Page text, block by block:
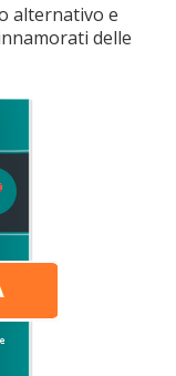
alternativo e
delle